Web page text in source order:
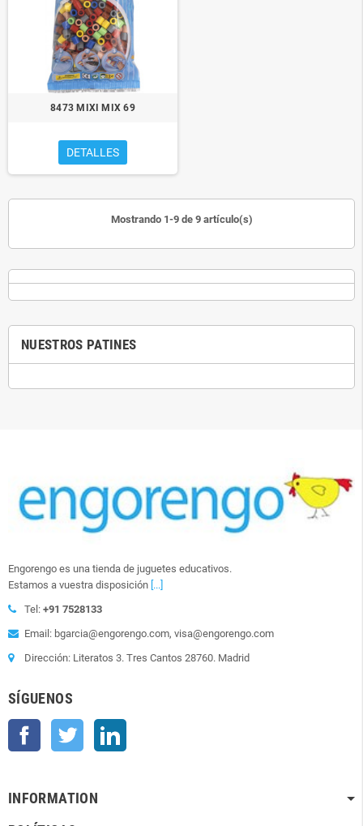
NUESTROS PATINES
8473 MIXI MIX 69
DETALLES
Mostrando 1-9 de 9 artículo(s)
Engorengo es una tienda de juguetes educativos.
Estamos a vuestra disposición [...]
Tel: +91 7528133
Email: bgarcia@engorengo.com, visa@engorengo.com
Dirección: Literatos 3. Tres Cantos 28760. Madrid
SÍGUENOS
Facebook Twitter
INFORMATION